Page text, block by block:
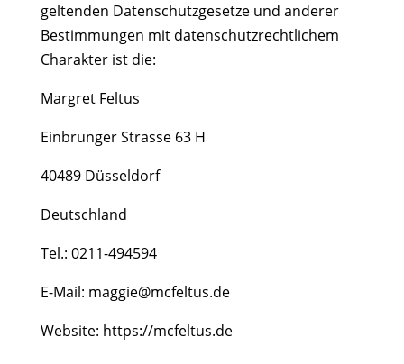
geltenden Datenschutzgesetze und anderer
Bestimmungen mit datenschutzrechtlichem
Charakter ist die:
Margret Feltus
Einbrunger Strasse 63 H
40489 Düsseldorf
Deutschland
Tel.: 0211-494594
E-Mail: maggie@mcfeltus.de
Website: https://mcfeltus.de